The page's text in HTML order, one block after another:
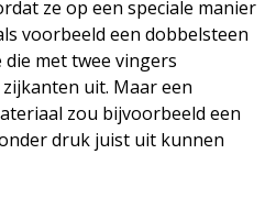
ze op een speciale manier
voorbeeld een dobbelsteen
met twee vingers
uit. Maar een
zou bijvoorbeeld een
druk juist uit kunnen